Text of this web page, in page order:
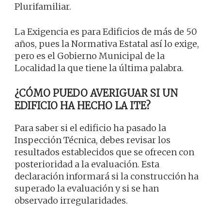
Plurifamiliar.
La Exigencia es para Edificios de más de 50
años, pues la Normativa Estatal así lo exige,
pero es el Gobierno Municipal de la
Localidad la que tiene la última palabra.
¿CÓMO PUEDO AVERIGUAR SI UN
EDIFICIO HA HECHO LA ITE?
Para saber si el edificio ha pasado la
Inspección Técnica, debes revisar los
resultados establecidos que se ofrecen con
posterioridad a la evaluación. Esta
declaración informará si la construcción ha
superado la evaluación y si se han
observado irregularidades.